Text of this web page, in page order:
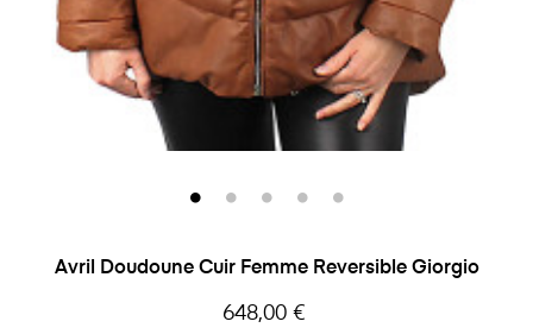
Avril Doudoune Cuir Femme Reversible Giorgio
Prix
648,00 €